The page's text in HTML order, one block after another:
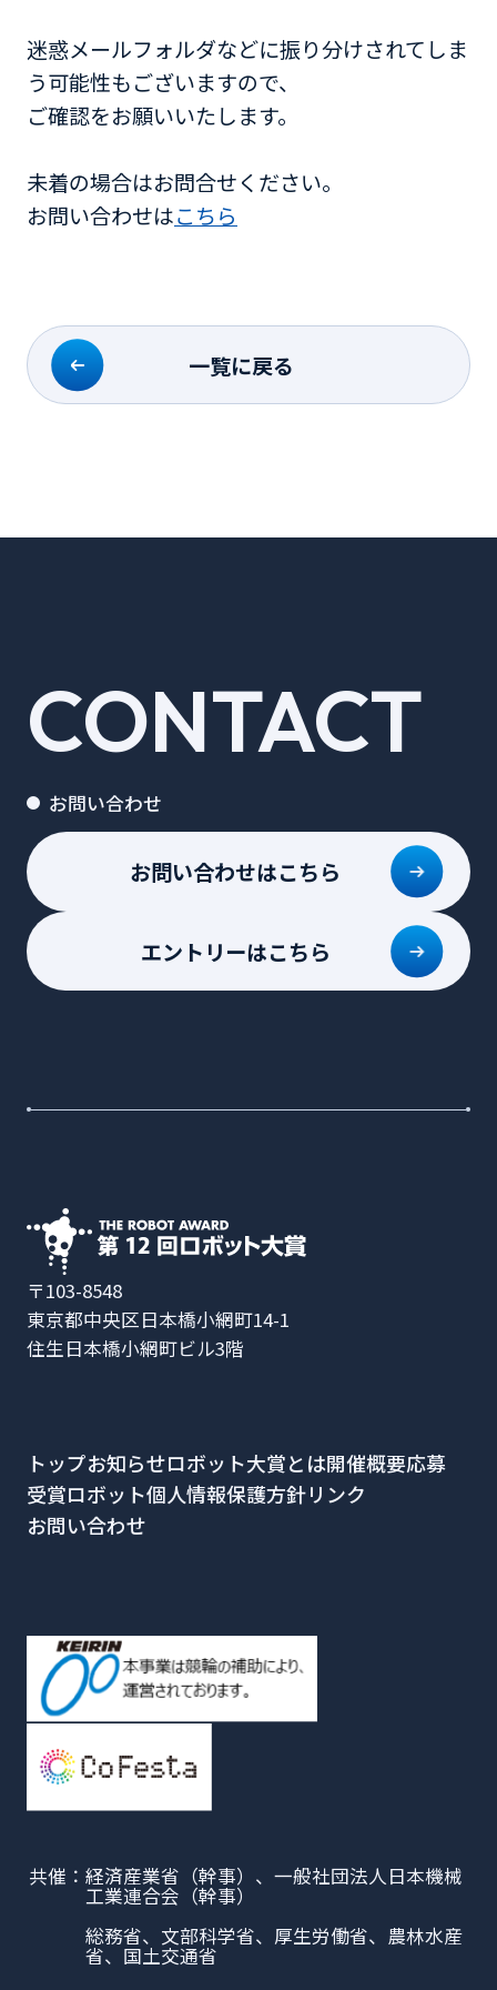
迷惑メールフォルダなどに振り分けされてしま
う可能性もございますので、
ご確認をお願いいたします。
未着の場合はお問合せください。
お問い合わせはこちら
一覧に戻る
CONTACT
お問い合わせ
お問い合わせはこちら
エントリーはこちら
〒103-8548
東京都中央区日本橋小網町14-1
住生日本橋小網町ビル3階
トップお知らせロボット大賞とは開催概要応募
受賞ロボット個人情報保護方針リンク
お問い合わせ
共催：経済産業省（幹事）、一般社団法人日本機械
工業連合会（幹事）
総務省、文部科学省、厚生労働省、農林水産
省、国土交通省